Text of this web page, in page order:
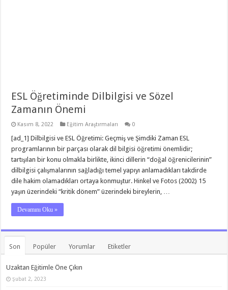
ESL Öğretiminde Dilbilgisi ve Sözel
Zamanın Önemi
Kasım 8, 2022 Eğitim Araştırmaları 0
[ad_1] Dilbilgisi ve ESL Öğretimi: Geçmiş ve Şimdiki Zaman ESL
programlarının bir parçası olarak dil bilgisi öğretimi önemlidir;
tartışılan bir konu olmakla birlikte, ikinci dillerin “doğal öğrenicilerinin”
dilbilgisi çalışmalarının sağladığı temel yapıyı anlamadıkları takdirde
dile hakim olamadıkları ortaya konmuştur. Hinkel ve Fotos (2002) 15
yaşın üzerindeki “kritik dönem” üzerindeki bireylerin, …
Devamını Oku »
Son Popüler Yorumlar Etiketler
Uzaktan Eğitimle Öne Çıkın
Şubat 2, 2023